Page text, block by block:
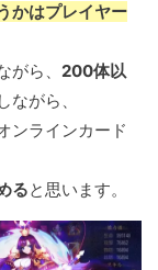
かはプレイヤー
ら、 200体以
しながら、
ンラインカード
ると思います。